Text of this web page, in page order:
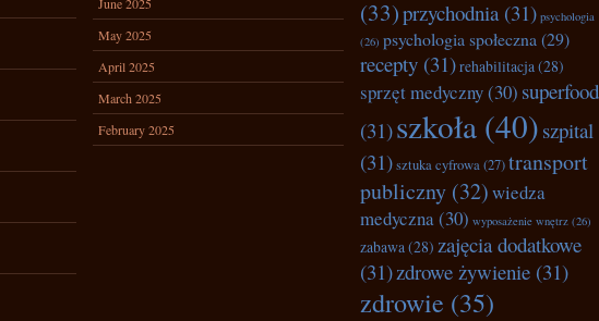
May 2025
April 2025
March 2025
February 2025
(33)przychodnia(31) psychologia
(26) psychologia społeczna (29)
recepty (31)rehabilitacja(28)
sprzęt medyczny(30)
(31)szkoła (40) szpital
(31)sztuka cyfrowa(27)transport
publiczny (32)wiedza
medyczna(30) wyposażenie wnętrz (26)
zabawa(28) zajęcia dodatkowe
(31)zdrowe żywienie (31)
zdrowie (35)